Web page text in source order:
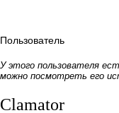
Пользователь
У этого пользователя
можно посмотреть его
Clamator